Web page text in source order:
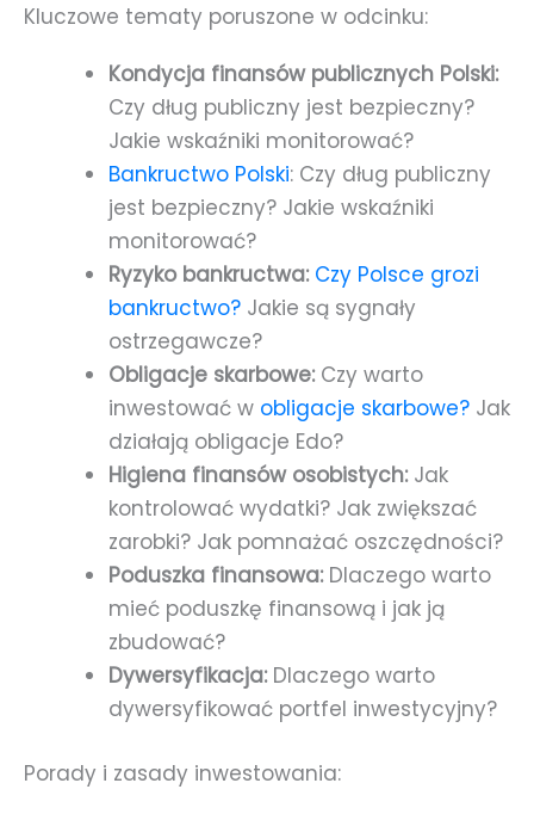
Kluczowe tematy poruszone w odcinku:
Kondycja finansów publicznych Polski:
Czy dług publiczny jest bezpieczny?
Jakie wskaźniki monitorować?
Bankructwo Polski: Czy dług publiczny
jest bezpieczny? Jakie wskaźniki
monitorować?
Ryzyko bankructwa: Czy Polsce grozi
bankructwo? Jakie są sygnały
ostrzegawcze?
Obligacje skarbowe:Czy warto
inwestować w obligacje skarbowe? Jak
działają obligacje Edo?
Higiena finansów osobistych:Jak
kontrolować wydatki? Jak zwiększać
zarobki? Jak pomnażać oszczędności?
Poduszka finansowa:Dlaczego warto
mieć poduszkę finansową i jak ją
zbudować?
Dywersyfikacja:Dlaczego warto
dywersyfikować portfel inwestycyjny?
Porady i zasady inwestowania: